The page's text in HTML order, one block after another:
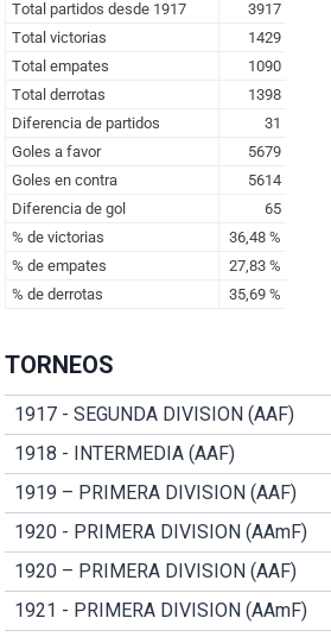
TORNEOS
1917 - SEGUNDA DIVISION (AAF)
1918 - INTERMEDIA (AAF)
1919 – PRIMERA DIVISION (AAF)
1920 - PRIMERA DIVISION (AAmF)
1920 – PRIMERA DIVISION (AAF)
1921 - PRIMERA DIVISION (AAmF)